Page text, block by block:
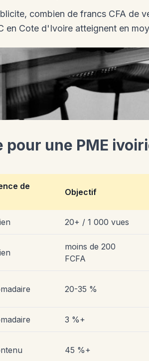
combien de francs CFA de
en Cote d'Ivoire atteignent en
pour une PME
de
Objectif
20+ / 1 000 vues
moins de 200
FCFA
20-35 %
3 %+
45 %+